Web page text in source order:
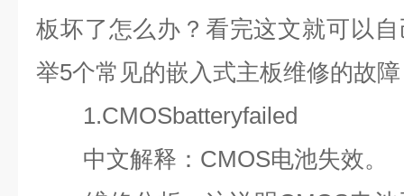
板坏了怎么办？看完这文就可以
举5个常见的嵌入式主板维修的故
1.CMOSbatteryfailed
中文解释： CMOS电池失效。